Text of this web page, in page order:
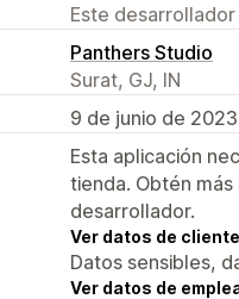
Este
Panthers Studio
Surat, GJ, IN
9 de junio de 2023
Esta aplicación
tienda. Obtén
desarrollador.
Ver datos de
Datos sensibles,
Ver datos de